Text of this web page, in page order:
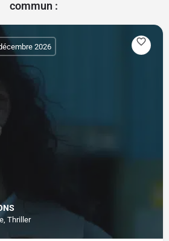
commun :
Thriller
2026